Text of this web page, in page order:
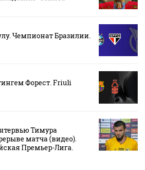
Чемпионат Бразилии.
Форест. Friuli
Тимура
матча (видео).
Премьер-Лига.